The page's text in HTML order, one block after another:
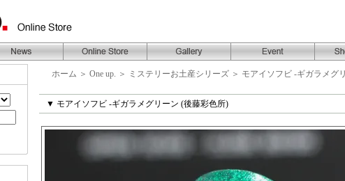
ホーム ＞ One up. ＞ ミステリーお土産シリーズ ＞ モアイソフビ -ギガラメグ
▼ モアイソフビ -ギガラメグリーン (後藤彩色所)